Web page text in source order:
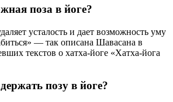
поза в йоге?
усталость и дает возможность уму
— так описана Шавасана в
текстов о хатха‑йоге «Хатха‑йога
позу в йоге?